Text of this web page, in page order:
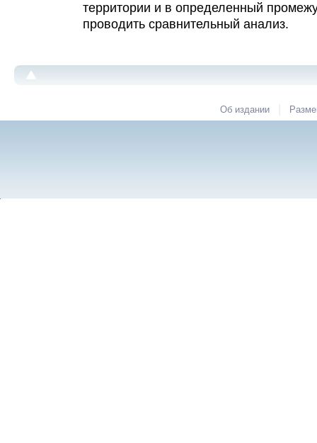
территории и в определенный
проводить сравнительный анализ.
Об издании |